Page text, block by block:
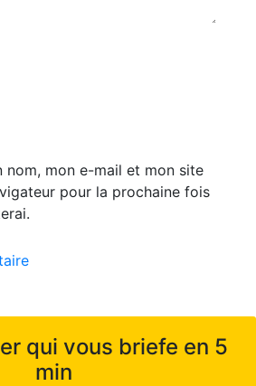
nom, mon e-mail et mon site
pour la prochaine fois
qui vous briefe en 5
min